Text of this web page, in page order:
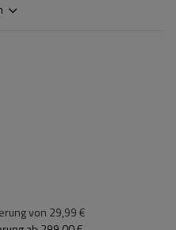
von 29,99 €